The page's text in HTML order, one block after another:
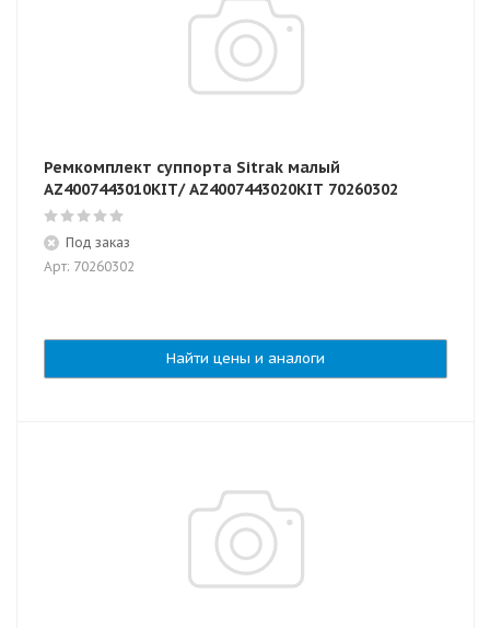
Ремкомплект суппорта Sitrak малый
AZ4007443010KIT/ AZ4007443020KIT 70260302
Под заказ
Арт: 70260302
Найти цены и аналоги